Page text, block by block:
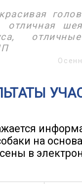
отличная
на
в